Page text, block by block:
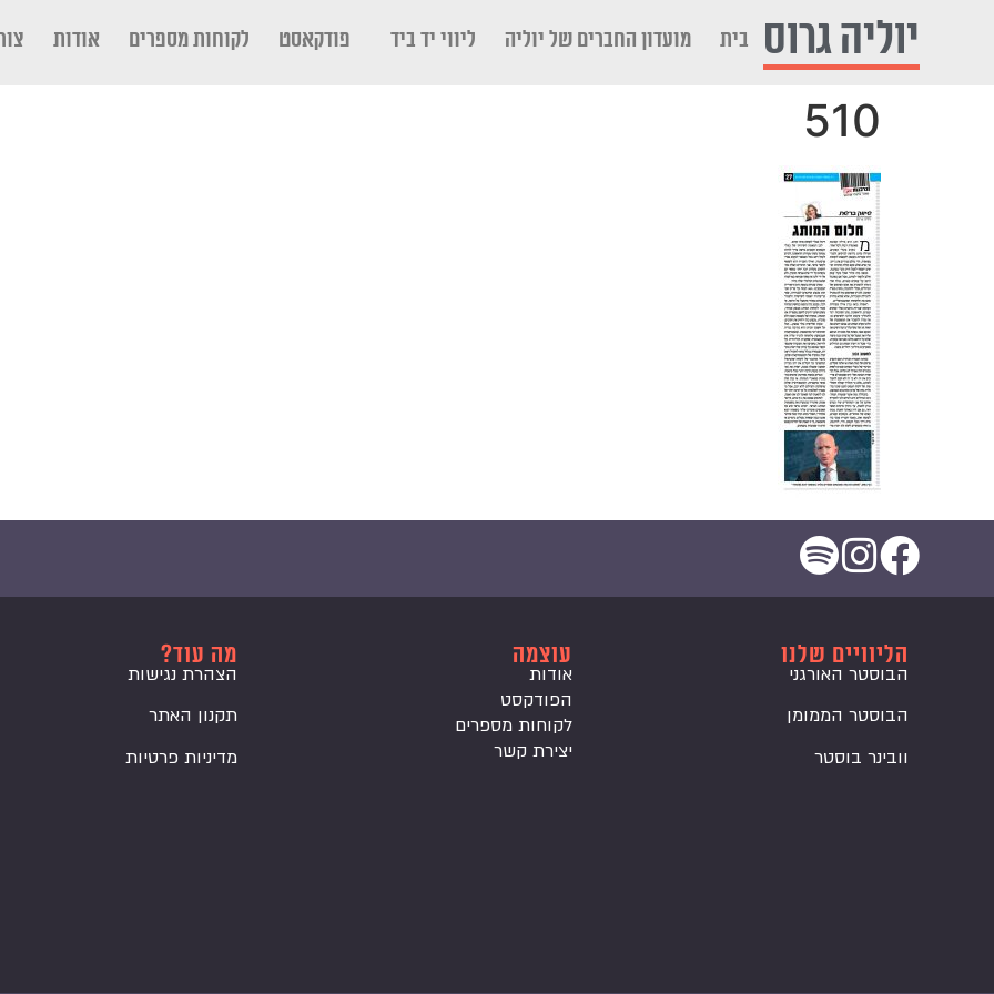
יוליה גרוס בית מועדון החברים של יוליה ליווי יד ביד פודקאסט לקוחות מספרים אודות
510
הליוויים שלנו
הבוסטר האורגני
הבוסטר הממומן
וובינר בוסטר
עוצמה
אודות
הפודקסט
לקוחות מספרים
יצירת קשר
מה עוד?
הצהרת נגישות
תקנון האתר
מדיניות פרטיות